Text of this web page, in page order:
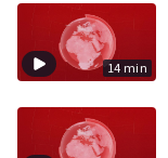
14 min